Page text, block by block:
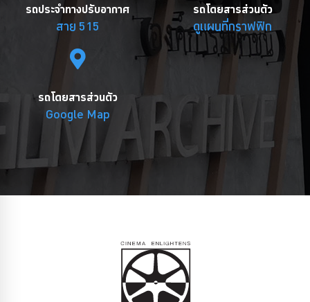
รถประจำทางปรับอากาศ
สาย 515
รถโดยสารส่วนตัว
ดูแผนที่กราฟฟิก
รถโดยสารส่วนตัว
Google Map